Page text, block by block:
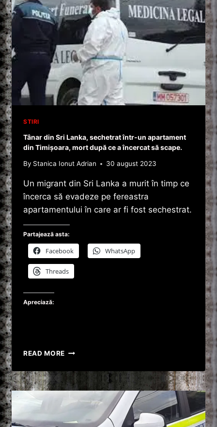
STIRI
Tânar din Sri Lanka, sechetrat într-un apartament
din Timişoara, mort după ce a încercat să scape.
By Stanica Ionut Adrian 30 august 2023
Un migrant din Sri Lanka a murit în timp ce
încerca să evadeze pe fereastra
apartamentului în care ar fi fost sechestrat.
Partajează asta:
Facebook WhatsApp
Threads
Apreciază:
READ MORE TÂNAR
SRI
LANKA,
SECHETRAT
ÎNTR-
APARTAMENT